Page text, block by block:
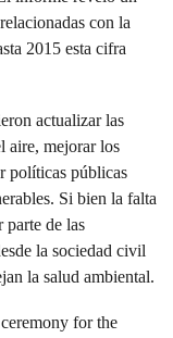
con la
2015 esta cifra
actualizar las
aire, mejorar los
políticas públicas
Si bien la falta
de las
la sociedad civil
la salud ambiental.